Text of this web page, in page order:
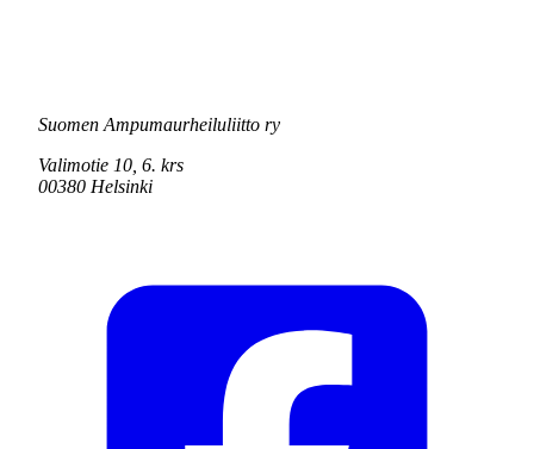
Suomen Ampumaurheiluliitto ry
Valimotie 10, 6. krs
00380 Helsinki